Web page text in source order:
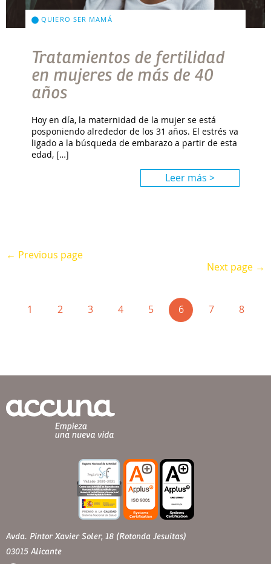
QUIERO SER MAMÁ
Tratamientos de fertilidad
en mujeres de más de 40
años
Hoy en día, la maternidad de la mujer se está
posponiendo alrededor de los 31 años. El estrés va
ligado a la búsqueda de embarazo a partir de esta
edad, […]
Leer más >
← Previous page
Next page →
1 2 3 4 5 6(current)
7 8
Avda. Pintor Xavier Soler, 18 (Rotonda Jesuitas)
03015 Alicante